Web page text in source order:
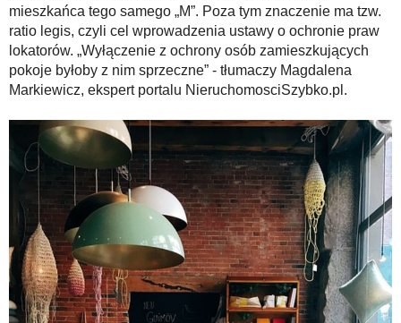
mieszkańca tego samego „M”. Poza tym znaczenie ma tzw.
ratio legis, czyli cel wprowadzenia ustawy o ochronie praw
lokatorów. „Wyłączenie z ochrony osób zamieszkujących
pokoje byłoby z nim sprzeczne” - tłumaczy Magdalena
Markiewicz, ekspert portalu NieruchomosciSzybko.pl.